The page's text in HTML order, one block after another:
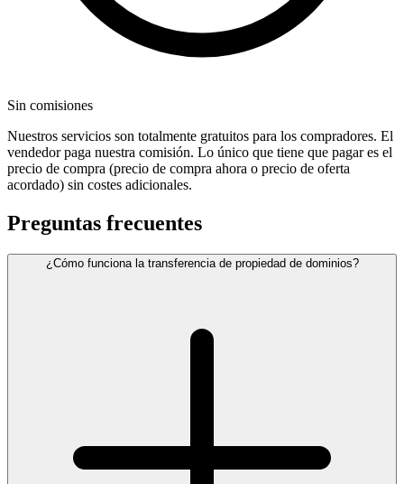
Sin comisiones
Nuestros servicios son totalmente gratuitos para los compradores. El
vendedor paga nuestra comisión. Lo único que tiene que pagar es el
precio de compra (precio de compra ahora o precio de oferta
acordado) sin costes adicionales.
Preguntas frecuentes
¿Cómo funciona la transferencia de propiedad de dominios?